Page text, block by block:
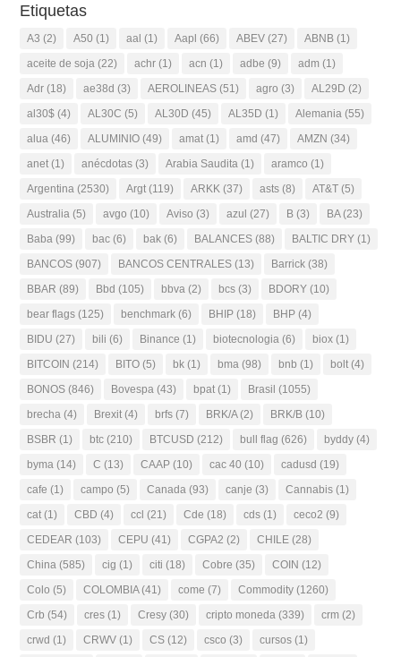
Etiquetas
A3 (2) A50 (1) aal (1) Aapl (66) ABEV (27) ABNB (1)
aceite de soja (22) achr (1) acn (1) adbe (9) adm (1)
Adr (18) ae38d (3) AEROLINEAS (51) agro (3) AL29D (2)
al30$ (4) AL30C (5) AL30D (45) AL35D (1) Alemania (55)
alua (46) ALUMINIO (49) amat (1) amd (47) AMZN (34)
anet (1) anécdotas (3) Arabia Saudita (1) aramco (1)
Argentina (2530) Argt (119) ARKK (37) asts (8) AT&T (5)
Australia (5) avgo (10) Aviso (3) azul (27) B (3) BA(23)
Baba (99) bac (6) bak (6) BALANCES (88) BALTIC DRY (1)
BANCOS (907) BANCOS CENTRALES (13) Barrick (38)
BBAR (89) Bbd (105) bbva (2) bcs (3) BDORY (10)
bear flags (125) benchmark (6) BHIP (18) BHP (4)
BIDU (27) bili (6) Binance (1) biotecnologia (6) biox (1)
BITCOIN (214) BITO (5) bk (1) bma (98) bnb (1) bolt (4)
BONOS (846) Bovespa (43) bpat (1) Brasil (1055)
brecha (4) Brexit (4) brfs (7) BRK/A(2) BRK/B (10)
BSBR (1) btc (210) BTCUSD (212) bull flag (626) byddy (4)
byma (14) C (13) CAAP (10) cac 40 (10) cadusd (19)
cafe (1) campo (5) Canada (93) canje (3) Cannabis (1)
cat (1) CBD (4) ccl (21) Cde (18) cds (1) ceco2 (9)
CEDEAR (103) CEPU (41) CGPA2 (2) CHILE (28)
China (585) cig (1) citi (18) Cobre (35) COIN (12)
Colo (5) COLOMBIA(41) come (7) Commodity (1260)
Crb (54) cres (1) Cresy (30) cripto moneda (339) crm (2)
crwd (1) CRWV (1) CS (12) csco (3) cursos (1)